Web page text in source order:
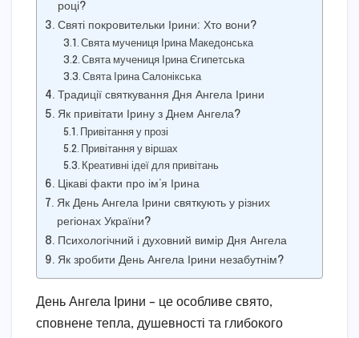
році?
Святі покровительки Ірини: Хто вони?
Свята мучениця Ірина Македонська
Свята мучениця Ірина Єгипетська
Свята Ірина Салонікська
Традиції святкування Дня Ангела Ірини
Як привітати Ірину з Днем Ангела?
Привітання у прозі
Привітання у віршах
Креативні ідеї для привітань
Цікаві факти про ім’я Ірина
Як День Ангела Ірини святкують у різних
регіонах України?
Психологічний і духовний вимір Дня Ангела
Як зробити День Ангела Ірини незабутнім?
День Ангела Ірини – це особливе свято,
сповнене тепла, душевності та глибокого